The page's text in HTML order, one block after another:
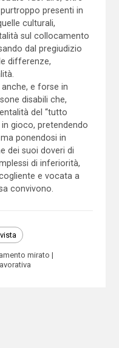
presenti in
culturali,
sul collocamento
dal pregiudizio
differenze,
e forse in
disabili che,
del “tutto
gioco, pretendendo
ponendosi in
dei suoi doveri di
di inferiorità,
e vocata a
convivono.
mirato